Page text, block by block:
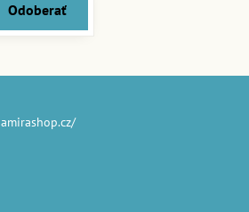
Odoberať
amirashop.cz/